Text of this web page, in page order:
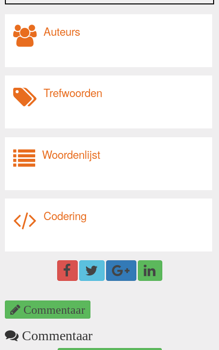
Auteurs
Trefwoorden
Woordenlijst
Codering
Commentaar
Commentaar